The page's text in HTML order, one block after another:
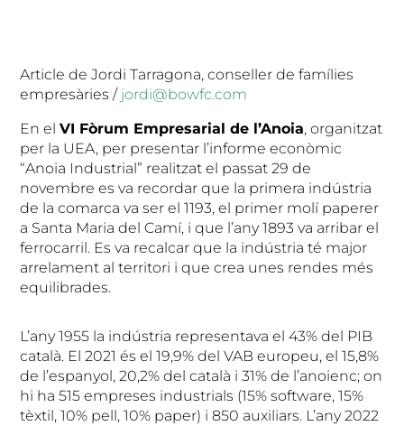
Article de Jordi Tarragona, conseller de famílies
empresàries / jordi@bowfc.com
En elVI Fòrum Empresarial de l’Anoia, organitzat
per la UEA, per presentar l’informe econòmic
“Anoia Industrial” realitzat el passat 29 de
novembre es va recordar que la primera indústria
de la comarca va ser el 1193, el primer molí paperer
a Santa Maria del Camí, i que l’any 1893 va arribar el
ferrocarril. Es va recalcar que la indústria té major
arrelament al territori i que crea unes rendes més
equilibrades.
L’any 1955 la indústria representava el 43% del PIB
català. El 2021 és el 19,9% del VAB europeu, el 15,8%
de l’espanyol, 20,2% del català i 31% de l’anoienc; on
hi ha 515 empreses industrials (15% software, 15%
tèxtil, 10% pell, 10% paper) i 850 auxiliars. L’any 2022